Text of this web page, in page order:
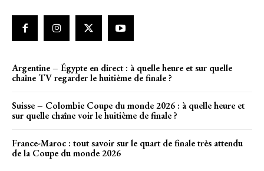
Argentine – Égypte en direct : à quelle heure et sur quelle
chaîne TV regarder le huitième de finale ?
Suisse – Colombie Coupe du monde 2026 : à quelle heure et
sur quelle chaîne voir le huitième de finale ?
France-Maroc : tout savoir sur le quart de finale très attendu
de la Coupe du monde 2026